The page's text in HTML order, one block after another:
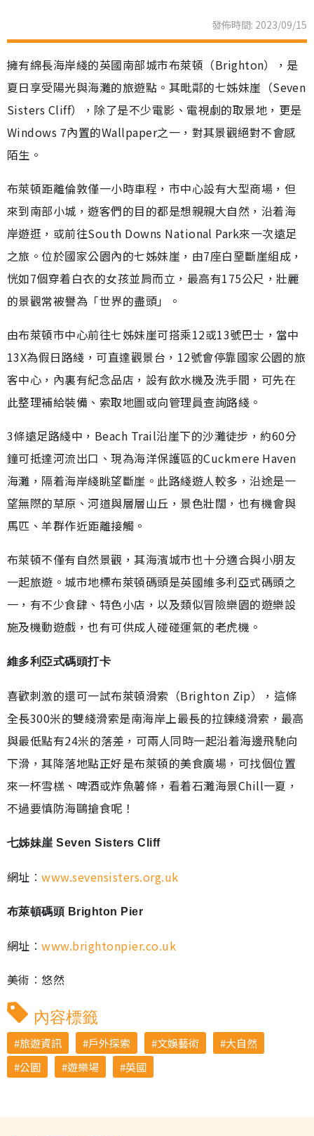
發佈時間: 2023/09/15
擁有綿長海岸綫的英國南部城市布萊頓（Brighton），是
夏日享受陽光與海灘的旅遊點。其毗鄰的七姊妹崖（Seven
Sisters Cliff），除了是不少電影、電視劇的取景地，更是
Windows 7內置的Wallpaper之一，對其景觀絕對不會感
陌生。
布萊頓距離倫敦僅一小時車程，市中心設有大型商場，但
來到南部小城，遊客們的目的都是想親親大自然，沿着海
岸遊逛，或前往South Downs National Park來一次遠足
之旅。位於國家公園內的七姊妹崖，由7座白堊斷崖組成，
恍如7個穿着白衣的女孩並肩而立，最高有175公尺，壯麗
的景觀常被譽為「世界的盡頭」。
由布萊頓市中心前往七姊妹崖可搭乘12或13號巴士，當中
13X為假日路綫，可直達觀景台，12號會停靠國家公園的旅
客中心，內裏有紀念品店，設有飲水機及洗手間，可先在
此整理補給裝備、索取地圖或向管理員查詢路綫。
3條遠足路綫中，Beach Trail沿崖下的沙灘徒步，約60分
鐘可抵達河流出口、現為海洋保護區的Cuckmere Haven
海灘，隔着海岸綫眺望斷崖。此路綫遊人較多，沿途是一
望無際的草原、河道與層層山丘，景色壯闊，也有機會與
馬匹、羊群作近距離接觸。
布萊頓不僅有自然景觀，其海濱城市也十分適合與小朋友
一起旅遊。城市地標布萊頓碼頭是英國維多利亞式碼頭之
一，有不少食肆、特色小店，以及類似冒險樂園的遊樂設
施及機動遊戲，也有可供成人碰碰運氣的老虎機。
維多利亞式碼頭打卡
喜歡刺激的還可一試布萊頓滑索（Brighton Zip），這條
全長300米的雙綫滑索是南海岸上最長的拉鍊綫滑索，最高
與最低點有24米的落差，可兩人同時一起沿着海邊飛馳向
下滑，其降落地點正好是布萊頓的美食廣場，可找個位置
來一杯雪榚、啤酒或炸魚薯條，看着石灘海景Chill一夏，
不過要慎防海鷗搶食呢！
七姊妹崖 Seven Sisters Cliff
網址︰www.sevensisters.org.uk
布萊頓碼頭 Brighton Pier
網址︰www.brightonpier.co.uk
美術︰悠然
內容標籤
旅遊資訊 戶外探索 文娛藝術
大自然
公園
遊樂場 英國